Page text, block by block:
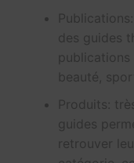
des guides
publications
beauté,
Produits:
guides
retrouver